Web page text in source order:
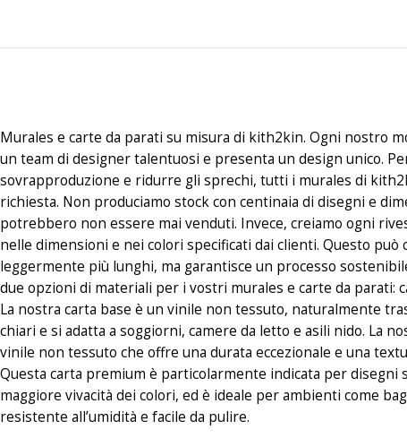
Murales e carte da parati su misura di kith2kin. Ogni nostro
un team di designer talentuosi e presenta un design unico.
sovrapproduzione e ridurre gli sprechi, tutti i murales di
richiesta. Non produciamo stock con centinaia di disegni e
potrebbero non essere mai venduti. Invece, creiamo ogni
nelle dimensioni e nei colori specificati dai clienti. Questo
leggermente più lunghi, ma garantisce un processo
due opzioni di materiali per i vostri murales e carte da parati:
La nostra carta base è un vinile non tessuto, naturalmente
chiari e si adatta a soggiorni, camere da letto e asili nido. La
vinile non tessuto che offre una durata eccezionale e una
Questa carta premium è particolarmente indicata per disegni
maggiore vivacità dei colori, ed è ideale per ambienti come
resistente all’umidità e facile da pulire.